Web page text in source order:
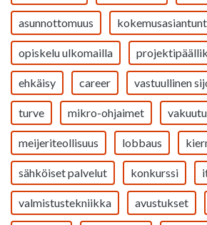
asunnottomuus
opiskelu ulkomailla
ehkäisy career vastuullinen
turve mikro-ohjaimet
meijeriteollisuus lobbaus
sähköiset palvelut konkurssi
valmistustekniikka avustukset